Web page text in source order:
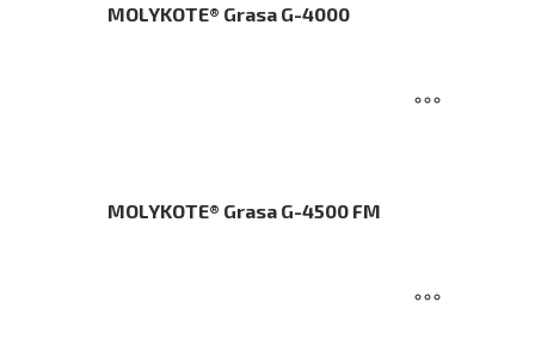
MOLYKOTE® Grasa G-4000
MOLYKOTE® Grasa G-4500 FM